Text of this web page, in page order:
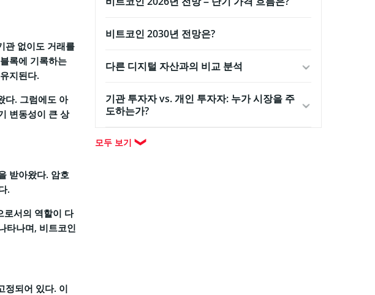
관 없이도 거래를
록에 기록하는
지된다.
다. 그럼에도 아
변동성이 큰 상
받아왔다. 암호
.
로서의 역할이 다
타나며, 비트코인
정되어 있다. 이
비트코인 2030년 전망은?
다른 디지털 자산과의 비교 분석
기관 투자자 vs. 개인 투자자: 누가 시장을 주
도하는가?
모두 보기